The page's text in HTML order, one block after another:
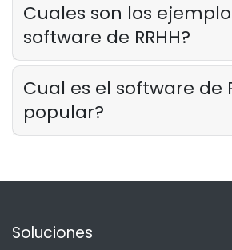
Cuales son los
software de RRHH?
Cual es el software de
popular?
Soluciones